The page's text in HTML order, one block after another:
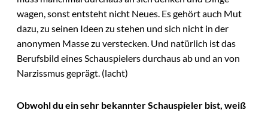
wagen, sonst entsteht nicht Neues. Es gehört auch Mut
dazu, zu seinen Ideen zu stehen und sich nicht in der
anonymen Masse zu verstecken. Und natürlich ist das
Berufsbild eines Schauspielers durchaus ab und an von
Narzissmus geprägt. (lacht)
Obwohl du ein sehr bekannter Schauspieler bist, weiß